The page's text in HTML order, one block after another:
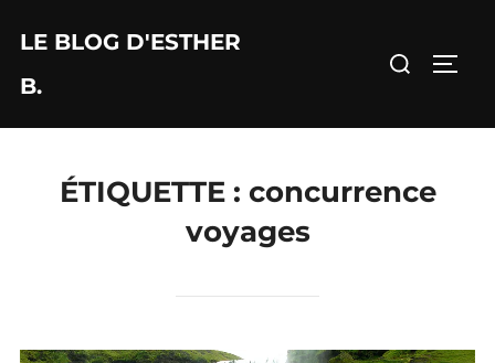
contenu
LE BLOG D'ESTHER
B.
Rechercher :
ÉTIQUETTE : concurrence
voyages